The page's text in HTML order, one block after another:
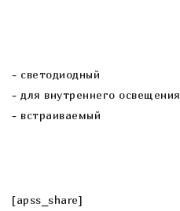
- cветодиодный
- для внутреннего освещения
- встраиваемый
[apss_share]